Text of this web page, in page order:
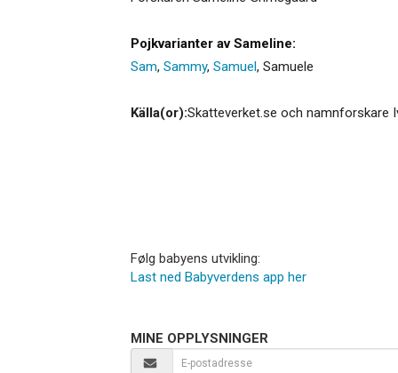
Pojkvarianter av Sameline:
Sam, Sammy, Samuel, Samuele
Källa(or):Skatteverket.se och namnforskare
Følg babyens utvikling:
Last ned Babyverdens app her
MINE OPPLYSNINGER